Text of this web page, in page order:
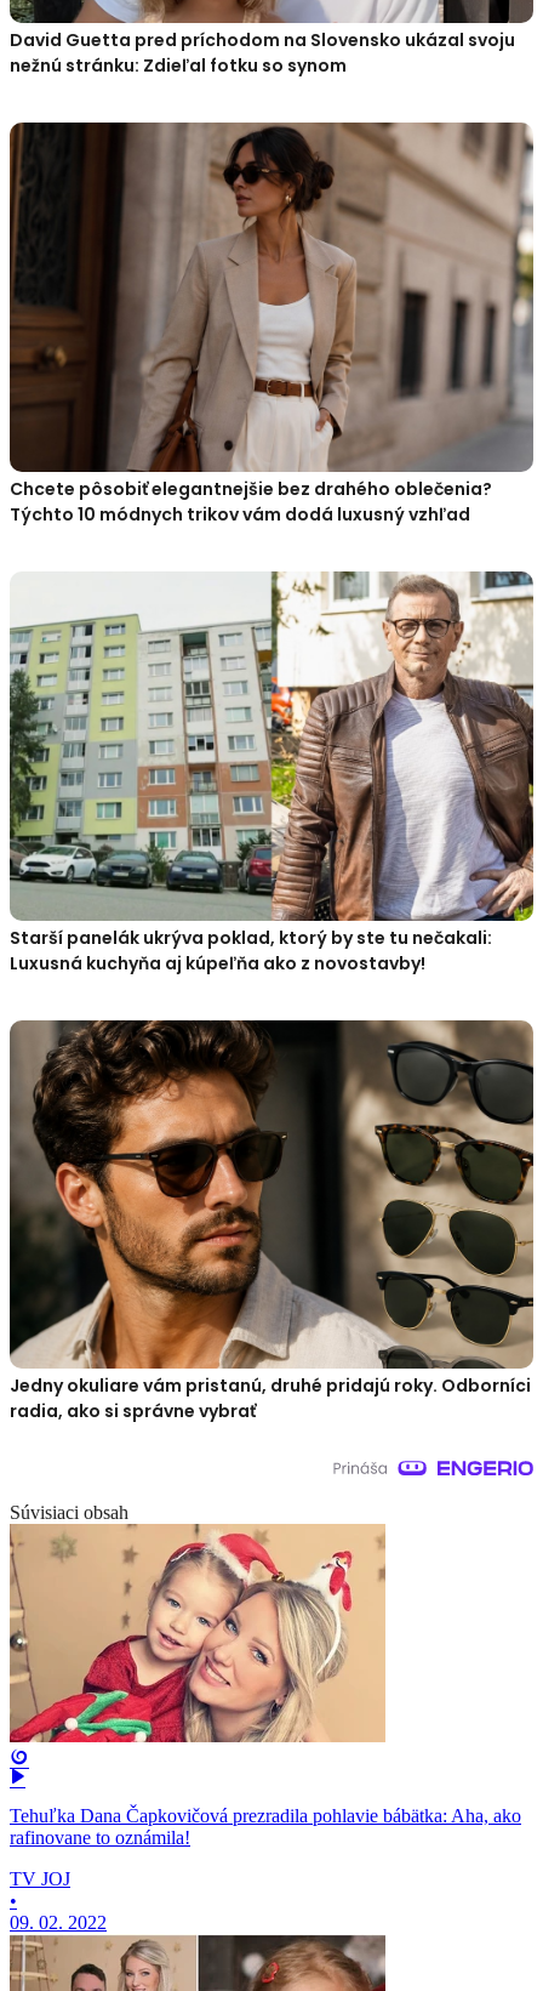
David Guetta pred príchodom na Slovensko ukázal svoju
nežnú stránku: Zdieľal fotku so synom
Chcete pôsobiť elegantnejšie bez drahého oblečenia?
Týchto 10 módnych trikov vám dodá luxusný vzhľad
Starší panelák ukrýva poklad, ktorý by ste tu nečakali:
Luxusná kuchyňa aj kúpeľňa ako z novostavby!
Jedny okuliare vám pristanú, druhé pridajú roky. Odborníci
radia, ako si správne vybrať
Súvisiaci obsah
Tehuľka Dana Čapkovičová prezradila pohlavie bábätka: Aha, ako
rafinovane to oznámila!
TV JOJ
•
09. 02. 2022